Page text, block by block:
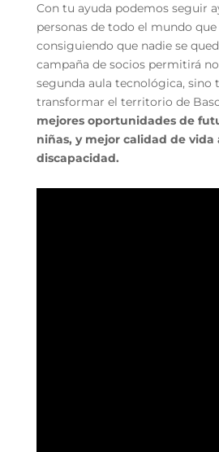
Con tu ayuda podemos seguir
personas de todo el mundo
consiguiendo que nadie se
campaña de socios permitirá
segunda aula tecnológica, sino
transformar el territorio de
mejores oportunidades de
niñas, y mejor calidad de vida
discapacidad.